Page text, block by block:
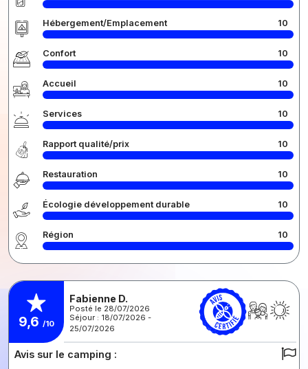
Hébergement/Emplacement 10
Confort 10
Accueil 10
Services 10
Rapport qualité/prix 10
Restauration 10
Écologie développement durable 10
Région 10
9,6 /10
Fabienne D.
Posté le 28/07/2026
Séjour : 18/07/2026 -
25/07/2026
Avis sur le camping :